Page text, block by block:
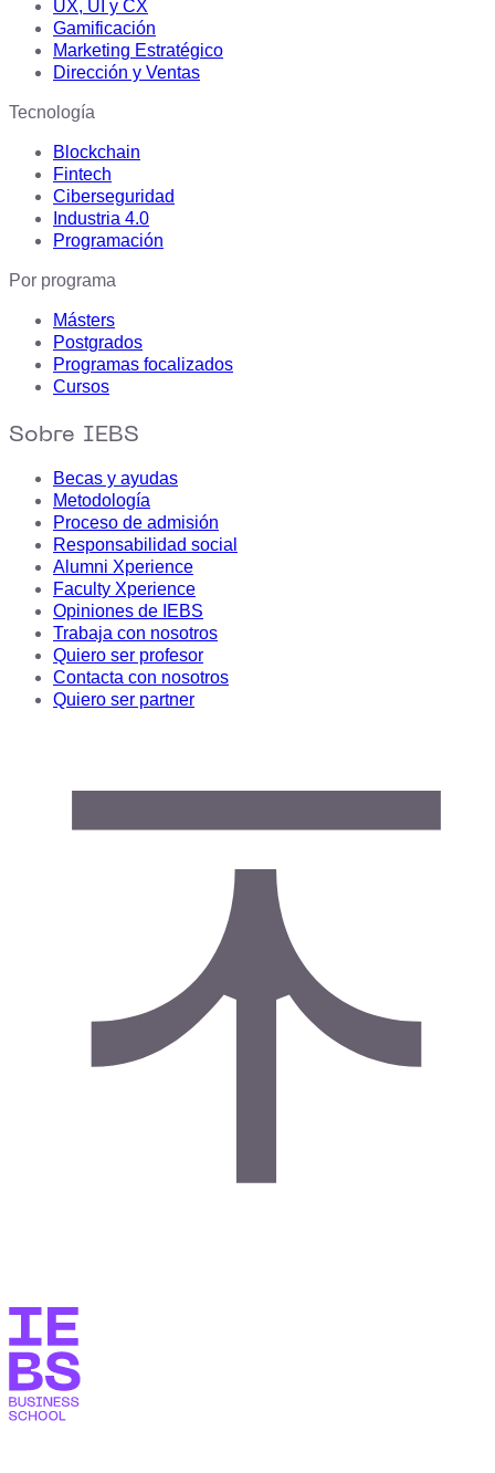
UX, UI y CX
Gamificación
Marketing Estratégico
Dirección y Ventas
Tecnología
Blockchain
Fintech
Ciberseguridad
Industria 4.0
Programación
Por programa
Másters
Postgrados
Programas focalizados
Cursos
Sobre IEBS
Becas y ayudas
Metodología
Proceso de admisión
Responsabilidad social
Alumni Xperience
Faculty Xperience
Opiniones de IEBS
Trabaja con nosotros
Quiero ser profesor
Contacta con nosotros
Quiero ser partner